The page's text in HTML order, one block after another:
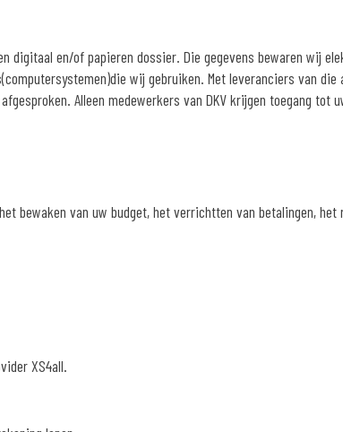
digitaal en/of papieren dossier. Die gegevens bewaren wij
wij gebruiken. Met leveranciers van die
Alleen medewerkers van DKV krijgen toegang tot
bewaken van uw budget, het verrichtten van betalingen, het
XS4all.